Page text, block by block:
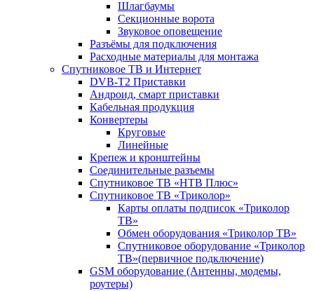
Шлагбаумы
Секционные ворота
Звуковое оповещение
Разъёмы для подключения
Расходные материалы для монтажа
Спутниковое ТВ и Интернет
DVB-Т2 Приставки
Андроид, смарт приставки
Кабельная продукция
Конвертеры
Круговые
Линейные
Крепеж и кронштейны
Соединительные разъемы
Спутниковое ТВ «НТВ Плюс»
Спутниковое ТВ «Триколор»
Карты оплаты подписок «Триколор
ТВ»
Обмен оборудования «Триколор ТВ»
Спутниковое оборудование «Триколор
ТВ»(первичное подключение)
GSM оборудование (Антенны, модемы,
роутеры)